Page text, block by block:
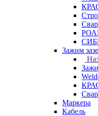
Зажим
Маркера
Кабель